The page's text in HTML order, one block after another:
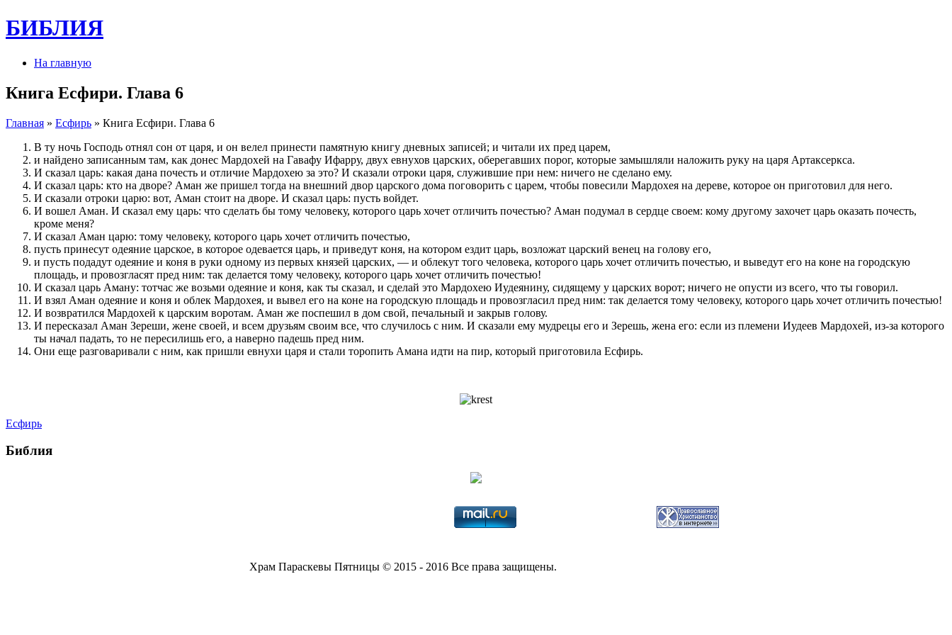
БИБЛИЯ
На главную
Книга Есфири. Глава 6
Главная » Есфирь » Книга Есфири. Глава 6
В ту ночь Господь отнял сон от царя, и он велел принести памятную книгу дневных записей; и читали их пред царем,
и найдено записанным там, как донес Мардохей на Гавафу Ифарру, двух евнухов царских, оберегавших порог, которые замышляли наложить руку на царя Артаксеркса.
И сказал царь: какая дана почесть и отличие Мардохею за это? И сказали отроки царя, служившие при нем: ничего не сделано ему.
И сказал царь: кто на дворе? Аман же пришел тогда на внешний двор царского дома поговорить с царем, чтобы повесили Мардохея на дереве, которое он приготовил для него.
И сказали отроки царю: вот, Аман стоит на дворе. И сказал царь: пусть войдет.
И вошел Аман. И сказал ему царь: что сделать бы тому человеку, которого царь хочет отличить почестью? Аман подумал в сердце своем: кому другому захочет царь оказать почесть,
кроме меня?
И сказал Аман царю: тому человеку, которого царь хочет отличить почестью,
пусть принесут одеяние царское, в которое одевается царь, и приведут коня, на котором ездит царь, возложат царский венец на голову его,
и пусть подадут одеяние и коня в руки одному из первых князей царских, — и облекут того человека, которого царь хочет отличить почестью, и выведут его на коне на городскую
площадь, и провозгласят пред ним: так делается тому человеку, которого царь хочет отличить почестью!
И сказал царь Аману: тотчас же возьми одеяние и коня, как ты сказал, и сделай это Мардохею Иудеянину, сидящему у царских ворот; ничего не опусти из всего, что ты говорил.
И взял Аман одеяние и коня и облек Мардохея, и вывел его на коне на городскую площадь и провозгласил пред ним: так делается тому человеку, которого царь хочет отличить почестью!
И возвратился Мардохей к царским воротам. Аман же поспешил в дом свой, печальный и закрыв голову.
И пересказал Аман Зереши, жене своей, и всем друзьям своим все, что случилось с ним. И сказали ему мудрецы его и Зерешь, жена его: если из племени Иудеев Мардохей, из-за которого
ты начал падать, то не пересилишь его, а наверно падешь пред ним.
Они еще разговаривали с ним, как пришли евнухи царя и стали торопить Амана идти на пир, который приготовила Есфирь.
Есфирь
Библия
Храм Параскевы Пятницы © 2015 - 2016 Все права защищены.